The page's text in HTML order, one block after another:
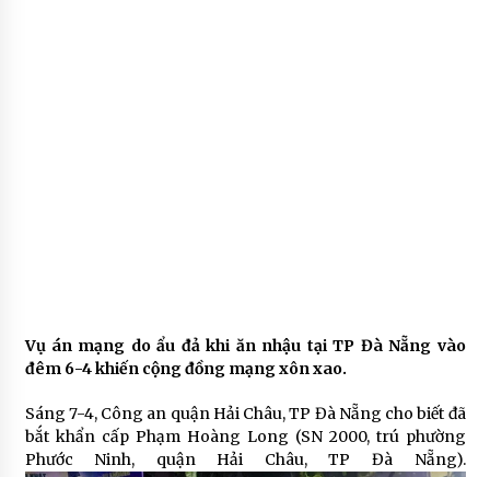
Vụ án mạng do ẩu đả khi ăn nhậu tại TP Đà Nẵng vào
đêm 6-4 khiến cộng đồng mạng xôn xao.
Sáng 7-4, Công an quận Hải Châu, TP Đà Nẵng cho biết đã
bắt khẩn cấp Phạm Hoàng Long (SN 2000, trú phường
Phước Ninh, quận Hải Châu, TP Đà Nẵng).